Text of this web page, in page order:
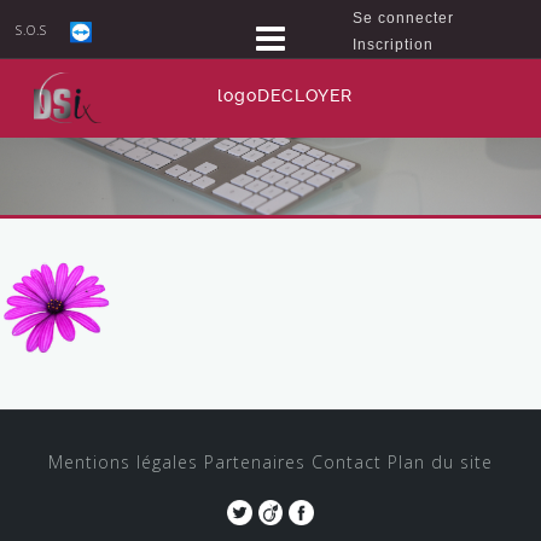
S.O.S
Se connecter
Inscription
logoDECLOYER
Mentions légales Partenaires Contact Plan du site